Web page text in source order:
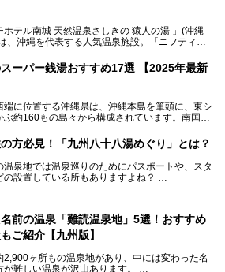
ホテル南城 天然温泉さしきの 猿人の湯 」(沖縄
、沖縄を代表する人気温泉施設。「ニフティ温
、平日・土日にかかわらず多くの常連客や温泉フ
ます。
れる存在。今回は貸切湯にスポットを当て、その
解説します。
ーパー銭湯おすすめ17選 【2025年最新
端に位置する沖縄県は、沖縄本島を筆頭に、東シ
ぶ約160もの島々から構成されています。南国な
自然、独自の歴史や文化など、多くの人を惹きつ
い魅力あふれる観光県です。
県のスーパー銭湯には、ホテル併設などリゾート
しめる施設が多くあります。日帰りでも旅行気分
方必見！「九州八十八湯めぐり」とは？
温泉地では温泉巡りのためにパスポートや、スタ
の設置している所もありますよね？
ひ参加してみたいスタンプラリーでしょう。
前の温泉「難読温泉地」5選！おすすめ
ご紹介【九州版】
2,900ヶ所もの温泉地があり、中には変わった名
が難しい温泉が沢山あります。